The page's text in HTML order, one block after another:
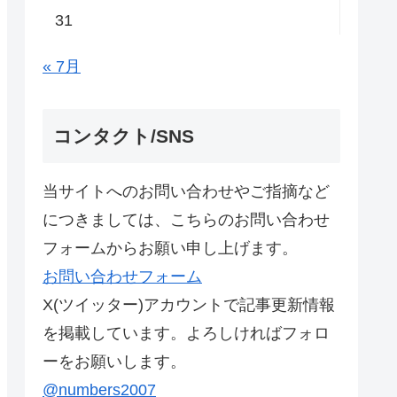
31
« 7月
コンタクト/SNS
当サイトへのお問い合わせやご指摘など
につきましては、こちらのお問い合わせ
フォームからお願い申し上げます。
お問い合わせフォーム
X(ツイッター)アカウントで記事更新情報
を掲載しています。よろしければフォロ
ーをお願いします。
@numbers2007